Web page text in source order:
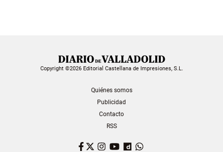
Copyright ©2026 Editorial Castellana de Impresiones, S.L.
Quiénes somos
Publicidad
Contacto
RSS
Facebook
TwitterInstagram
YouTubeDailymotion